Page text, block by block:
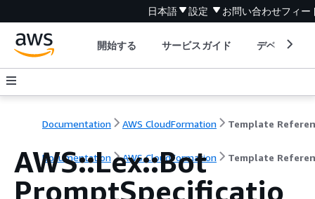
日本語 設定 お問い合わせフィー
開始する サービスガイド デベロッパ
Documentation AWS CloudFormation Template
Documentation AWS CloudFormation Template
AWS::Lex::Bot
PromptSpecificatio